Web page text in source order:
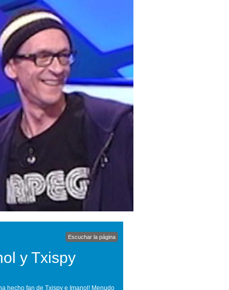
Escuchar la página
y Txispy
hecho fan de Txispy e Imanol! Menudo